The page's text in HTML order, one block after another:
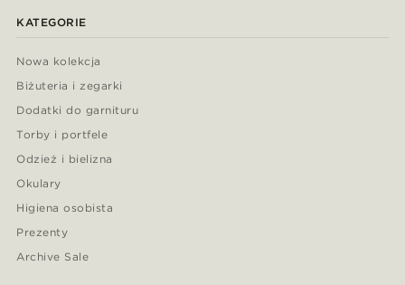
KATEGORIE
Nowa kolekcja
Biżuteria i zegarki
Dodatki do garnituru
Torby i portfele
Odzież i bielizna
Okulary
Higiena osobista
Prezenty
Archive Sale